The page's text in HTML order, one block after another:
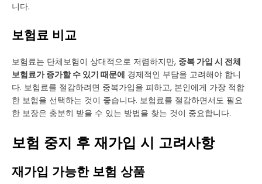
니다.
보험료 비교
보험료는 단체보험이 상대적으로 저렴하지만, 중복 가입 시 전체
보험료가 증가할 수 있기 때문에 경제적인 부담을 고려해야 합니
다. 보험료를 절감하려면 중복가입을 피하고, 본인에게 가장 적합
한 보험을 선택하는 것이 좋습니다. 보험료를 절감하면서도 필요
한 보장은 충분히 받을 수 있는 방법을 찾는 것이 중요합니다.
보험 중지 후 재가입 시 고려사항
재가입 가능한 보험 상품